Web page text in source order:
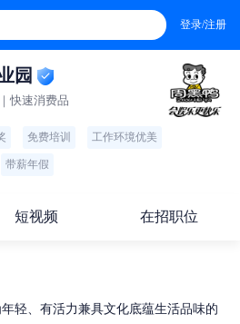
登录/注册
园
快速消费品
免费培训 工作环境优美
带薪年假
短视频 在招职位
轻、有活力兼具文化底蕴生活品味的